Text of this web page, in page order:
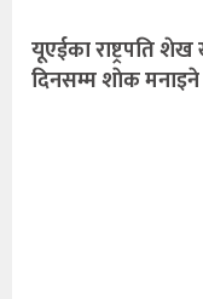
यूएईका राष्ट्रपति
दिनसम्म शाेक मनाइने